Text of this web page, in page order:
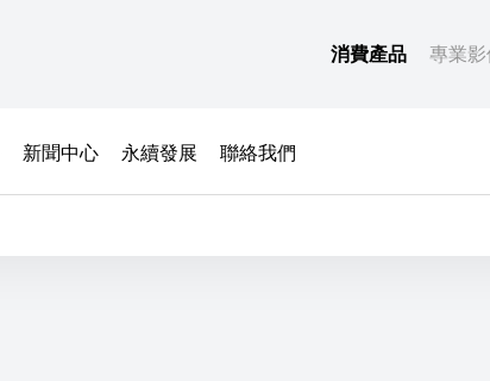
消費產品 專業
新聞中心 永續發展 聯絡我們